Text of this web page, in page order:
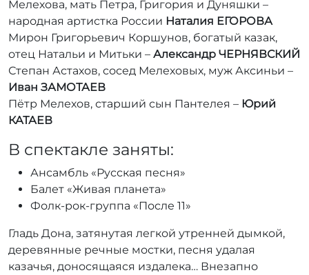
Мелехова, мать Петра, Григория и Дуняшки –
народная артистка России Наталия ЕГОРОВА
Мирон Григорьевич Коршунов, богатый казак,
отец Натальи и Митьки – Александр ЧЕРНЯВСКИЙ
Степан Астахов, сосед Мелеховых, муж Аксиньи –
Иван ЗАМОТАЕВ
Пётр Мелехов, старший сын Пантелея – Юрий
КАТАЕВ
В спектакле заняты:
Ансамбль «Русская песня»
Балет «Живая планета»
Фолк-рок-группа «После 11»
Гладь Дона, затянутая легкой утренней дымкой,
деревянные речные мостки, песня удалая
казачья, доносящаяся издалека… Внезапно